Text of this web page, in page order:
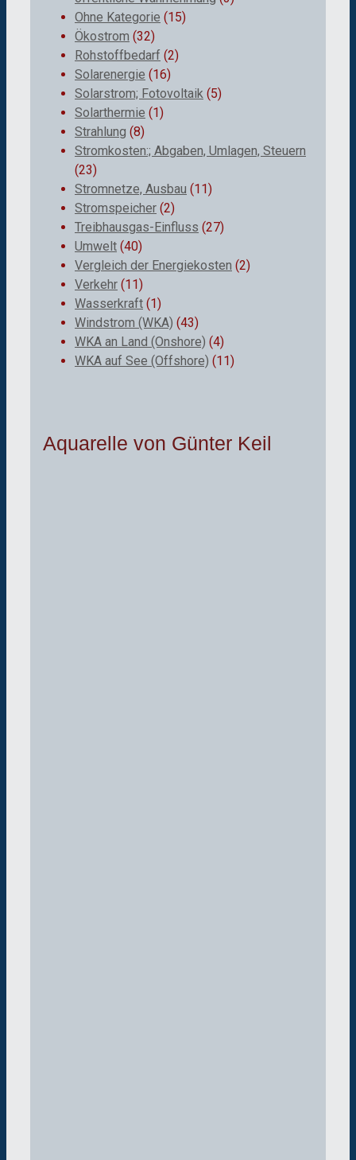
Ohne Kategorie (15)
Ökostrom (32)
Rohstoffbedarf (2)
Solarenergie (16)
Solarstrom; Fotovoltaik (5)
Solarthermie (1)
Strahlung (8)
Stromkosten:; Abgaben, Umlagen, Steuern
(23)
Stromnetze, Ausbau (11)
Stromspeicher (2)
Treibhausgas-Einfluss (27)
Umwelt (40)
Vergleich der Energiekosten (2)
Verkehr (11)
Wasserkraft (1)
Windstrom (WKA) (43)
WKA an Land (Onshore) (4)
WKA auf See (Offshore) (11)
Aquarelle von Günter Keil